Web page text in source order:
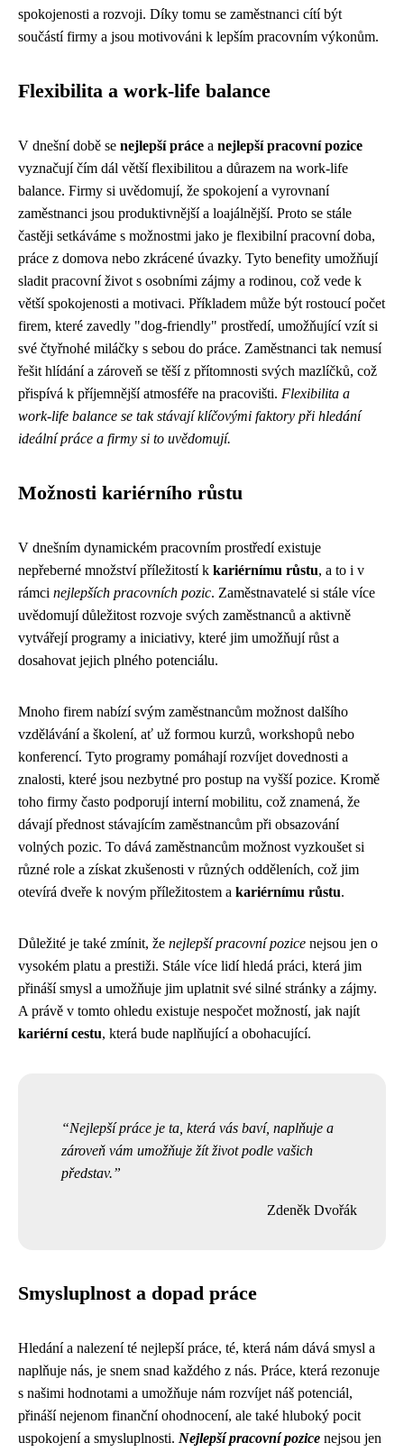
spokojenosti a rozvoji. Díky tomu se zaměstnanci cítí být
součástí firmy a jsou motivováni k lepším pracovním výkonům.
Flexibilita a work-life balance
V dnešní době se nejlepší práce a nejlepší pracovní pozice
vyznačují čím dál větší flexibilitou a důrazem na work-life
balance. Firmy si uvědomují, že spokojení a vyrovnaní
zaměstnanci jsou produktivnější a loajálnější. Proto se stále
častěji setkáváme s možnostmi jako je flexibilní pracovní doba,
práce z domova nebo zkrácené úvazky. Tyto benefity umožňují
sladit pracovní život s osobními zájmy a rodinou, což vede k
větší spokojenosti a motivaci. Příkladem může být rostoucí počet
firem, které zavedly "dog-friendly" prostředí, umožňující vzít si
své čtyřnohé miláčky s sebou do práce. Zaměstnanci tak nemusí
řešit hlídání a zároveň se těší z přítomnosti svých mazlíčků, což
přispívá k příjemnější atmosféře na pracovišti. Flexibilita a
work-life balance se tak stávají klíčovými faktory při hledání
ideální práce a firmy si to uvědomují.
Možnosti kariérního růstu
V dnešním dynamickém pracovním prostředí existuje
nepřeberné množství příležitostí k kariérnímu růstu, a to i v
rámci nejlepších pracovních pozic. Zaměstnavatelé si stále více
uvědomují důležitost rozvoje svých zaměstnanců a aktivně
vytvářejí programy a iniciativy, které jim umožňují růst a
dosahovat jejich plného potenciálu.
Mnoho firem nabízí svým zaměstnancům možnost dalšího
vzdělávání a školení, ať už formou kurzů, workshopů nebo
konferencí. Tyto programy pomáhají rozvíjet dovednosti a
znalosti, které jsou nezbytné pro postup na vyšší pozice. Kromě
toho firmy často podporují interní mobilitu, což znamená, že
dávají přednost stávajícím zaměstnancům při obsazování
volných pozic. To dává zaměstnancům možnost vyzkoušet si
různé role a získat zkušenosti v různých odděleních, což jim
otevírá dveře k novým příležitostem a kariérnímu růstu.
Důležité je také zmínit, že nejlepší pracovní pozice nejsou jen o
vysokém platu a prestiži. Stále více lidí hledá práci, která jim
přináší smysl a umožňuje jim uplatnit své silné stránky a zájmy.
A právě v tomto ohledu existuje nespočet možností, jak najít
kariérní cestu, která bude naplňující a obohacující.
Nejlepší práce je ta, která vás baví, naplňuje a
zároveň vám umožňuje žít život podle vašich
představ.
Zdeněk Dvořák
Smysluplnost a dopad práce
Hledání a nalezení té nejlepší práce, té, která nám dává smysl a
naplňuje nás, je snem snad každého z nás. Práce, která rezonuje
s našimi hodnotami a umožňuje nám rozvíjet náš potenciál,
přináší nejenom finanční ohodnocení, ale také hluboký pocit
uspokojení a smysluplnosti. Nejlepší pracovní pozice nejsou jen